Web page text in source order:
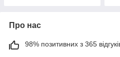
Про нас
98% позитивних з 365